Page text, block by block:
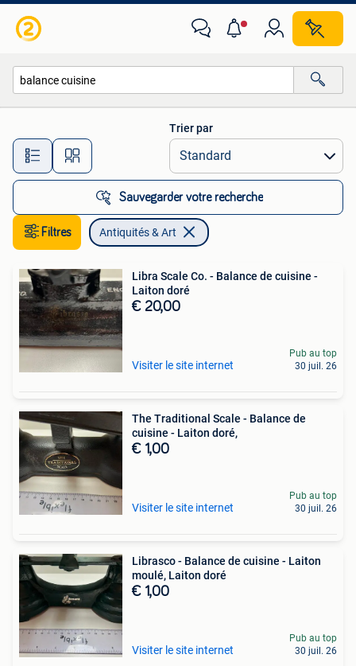
Toutes les distances…
Trier par
Sauvegarder votre recherche
Filtres Antiquités & Art
Libra Scale Co. - Balance de cuisine -
Laiton doré
€ 20,00
Visiter le site internet
Pub au top
30 juil. 26
The Traditional Scale - Balance de
cuisine - Laiton doré,
€ 1,00
Visiter le site internet
Pub au top
30 juil. 26
Librasco - Balance de cuisine - Laiton
moulé, Laiton doré
€ 1,00
Visiter le site internet
Pub au top
30 juil. 26